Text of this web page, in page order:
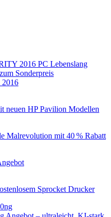
2016
neuen HP Pavilion Modellen
Malrevolution mit 40 % Rabatt
Sprocket Drucker